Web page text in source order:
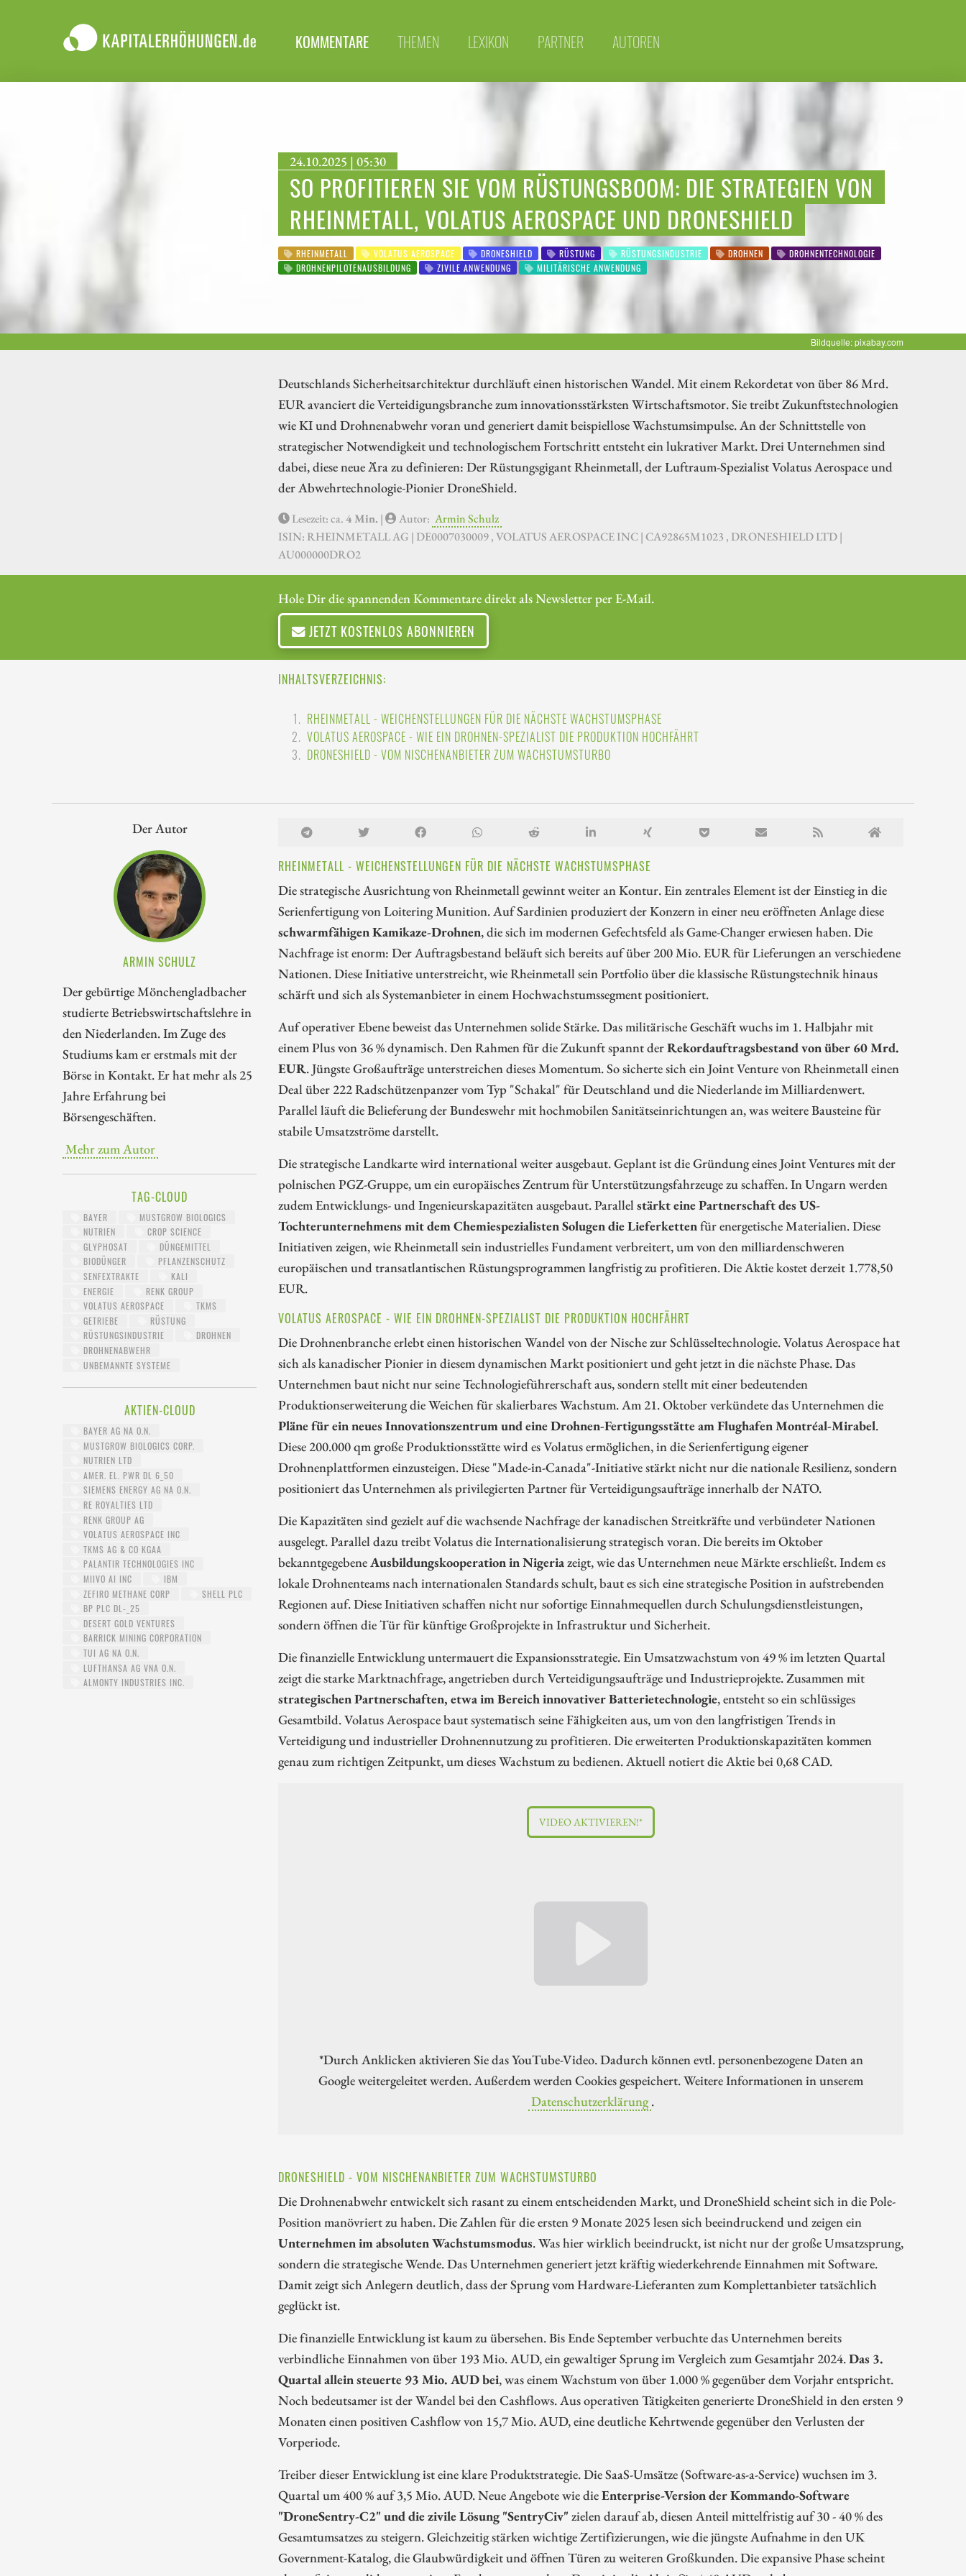
KOMMENTARE THEMEN LEXIKON PARTNER AUTOREN
24.10.2025 | 05:30
SO PROFITIEREN SIE VOM RÜSTUNGSBOOM: DIE STRATEGIEN VON
RHEINMETALL, VOLATUS AEROSPACE UND DRONESHIELD
RHEINMETALL VOLATUS AEROSPACE DRONESHIELD RÜSTUNG RÜSTUNGSINDUSTRIE DROHNEN
DROHNENTECHNOLOGIE
DROHNENPILOTENAUSBILDUNG
ZIVILE ANWENDUNG MILITÄRISCHE ANWENDUNG
Bildquelle: pixabay.com
Deutschlands Sicherheitsarchitektur durchläuft einen historischen Wandel. Mit einem Rekordetat von über 86 Mrd.
EUR avanciert die Verteidigungsbranche zum innovationsstärksten Wirtschaftsmotor. Sie treibt Zukunftstechnologien
wie KI und Drohnenabwehr voran und generiert damit beispiellose Wachstumsimpulse. An der Schnittstelle von
strategischer Notwendigkeit und technologischem Fortschritt entsteht ein lukrativer Markt. Drei Unternehmen sind
dabei, diese neue Ära zu definieren: Der Rüstungsgigant Rheinmetall, der Luftraum-Spezialist Volatus Aerospace und
der Abwehrtechnologie-Pionier DroneShield.
Lesezeit: ca.4 Min. | Autor: Armin Schulz
ISIN: RHEINMETALL AG | DE0007030009 , VOLATUS AEROSPACE INC | CA92865M1023 , DRONESHIELD LTD |
AU000000DRO2
Hole Dir die spannenden Kommentare direkt als Newsletter per E-Mail.
JETZT KOSTENLOS ABONNIEREN
INHALTSVERZEICHNIS:
RHEINMETALL - WEICHENSTELLUNGEN FÜR DIE NÄCHSTE WACHSTUMSPHASE
VOLATUS AEROSPACE - WIE EIN DROHNEN-SPEZIALIST DIE PRODUKTION HOCHFÄHRT
DRONESHIELD - VOM NISCHENANBIETER ZUM WACHSTUMSTURBO
Der Autor
ARMIN SCHULZ
Der gebürtige Mönchengladbacher
studierte Betriebswirtschaftslehre in
den Niederlanden. Im Zuge des
Studiums kam er erstmals mit der
Börse in Kontakt. Er hat mehr als 25
Jahre Erfahrung bei
Börsengeschäften.
Mehr zum Autor
TAG-CLOUD
BAYER
MUSTGROW BIOLOGICS
NUTRIEN
CROP SCIENCE
GLYPHOSAT
DÜNGEMITTEL
BIODÜNGER
PFLANZENSCHUTZ
SENFEXTRAKTE
KALI
ENERGIE
RENK GROUP
VOLATUS AEROSPACE
TKMS
GETRIEBE
RÜSTUNG
RÜSTUNGSINDUSTRIE
DROHNEN
DROHNENABWEHR
UNBEMANNTE SYSTEME
AKTIEN-CLOUD
BAYER AG NA O.N.
MUSTGROW BIOLOGICS CORP.
NUTRIEN LTD
AMER. EL. PWR DL 6_50
SIEMENS ENERGY AG NA O.N.
RE ROYALTIES LTD
RENK GROUP AG
VOLATUS AEROSPACE INC
TKMS AG & CO KGAA
PALANTIR TECHNOLOGIES INC
MIIVO AI INC
IBM
ZEFIRO METHANE CORP
SHELL PLC
BP PLC DL-_25
DESERT GOLD VENTURES
BARRICK MINING CORPORATION
TUI AG NA O.N.
LUFTHANSA AG VNA O.N.
ALMONTY INDUSTRIES INC.
RHEINMETALL - WEICHENSTELLUNGEN FÜR DIE NÄCHSTE WACHSTUMSPHASE
Die strategische Ausrichtung von Rheinmetall gewinnt weiter an Kontur. Ein zentrales Element ist der Einstieg in die
Serienfertigung von Loitering Munition. Auf Sardinien produziert der Konzern in einer neu eröffneten Anlage diese
schwarmfähigen Kamikaze-Drohnen, die sich im modernen Gefechtsfeld als Game-Changer erwiesen haben. Die
Nachfrage ist enorm: Der Auftragsbestand beläuft sich bereits auf über 200 Mio. EUR für Lieferungen an verschiedene
Nationen. Diese Initiative unterstreicht, wie Rheinmetall sein Portfolio über die klassische Rüstungstechnik hinaus
schärft und sich als Systemanbieter in einem Hochwachstumssegment positioniert.
Auf operativer Ebene beweist das Unternehmen solide Stärke. Das militärische Geschäft wuchs im 1. Halbjahr mit
einem Plus von 36 % dynamisch. Den Rahmen für die Zukunft spannt derRekordauftragsbestand von über 60 Mrd.
EUR. Jüngste Großaufträge unterstreichen dieses Momentum. So sicherte sich ein Joint Venture von Rheinmetall einen
Deal über 222 Radschützenpanzer vom Typ "Schakal" für Deutschland und die Niederlande im Milliardenwert.
Parallel läuft die Belieferung der Bundeswehr mit hochmobilen Sanitätseinrichtungen an, was weitere Bausteine für
stabile Umsatzströme darstellt.
Die strategische Landkarte wird international weiter ausgebaut. Geplant ist die Gründung eines Joint Ventures mit der
polnischen PGZ-Gruppe, um ein europäisches Zentrum für Unterstützungsfahrzeuge zu schaffen. In Ungarn werden
zudem Entwicklungs- und Ingenieurskapazitäten ausgebaut. Parallel stärkt eine Partnerschaft des US-
Tochterunternehmens mit dem Chemiespezialisten Solugen die Lieferketten für energetische Materialien. Diese
Initiativen zeigen, wie Rheinmetall sein industrielles Fundament verbreitert, um von den milliardenschweren
europäischen und transatlantischen Rüstungsprogrammen langfristig zu profitieren. Die Aktie kostet derzeit 1.778,50
EUR.
VOLATUS AEROSPACE - WIE EIN DROHNEN-SPEZIALIST DIE PRODUKTION HOCHFÄHRT
Die Drohnenbranche erlebt einen historischen Wandel von der Nische zur Schlüsseltechnologie. Volatus Aerospace hat
sich als kanadischer Pionier in diesem dynamischen Markt positioniert und geht jetzt in die nächste Phase. Das
Unternehmen baut nicht nur seine Technologieführerschaft aus, sondern stellt mit einer bedeutenden
Produktionserweiterung die Weichen für skalierbares Wachstum. Am 21. Oktober verkündete das Unternehmen die
Pläne für ein neues Innovationszentrum und eine Drohnen-Fertigungsstätte am Flughafen Montréal-Mirabel.
Diese 200.000 qm große Produktionsstätte wird es Volatus ermöglichen, in die Serienfertigung eigener
Drohnenplattformen einzusteigen. Diese "Made-in-Canada"-Initiative stärkt nicht nur die nationale Resilienz, sondern
positioniert das Unternehmen als privilegierten Partner für Verteidigungsaufträge innerhalb der NATO.
Die Kapazitäten sind gezielt auf die wachsende Nachfrage der kanadischen Streitkräfte und verbündeter Nationen
ausgelegt. Parallel dazu treibt Volatus die Internationalisierung strategisch voran. Die bereits im Oktober
bekanntgegebene Ausbildungskooperation in Nigeria zeigt, wie das Unternehmen neue Märkte erschließt. Indem es
lokale Drohnenteams nach internationalen Standards schult, baut es sich eine strategische Position in aufstrebenden
Regionen auf. Diese Initiativen schaffen nicht nur sofortige Einnahmequellen durch Schulungsdienstleistungen,
sondern öffnen die Tür für künftige Großprojekte in Infrastruktur und Sicherheit.
Die finanzielle Entwicklung untermauert die Expansionsstrategie. Ein Umsatzwachstum von 49 % im letzten Quartal
zeigt die starke Marktnachfrage, angetrieben durch Verteidigungsaufträge und Industrieprojekte. Zusammen mit
strategischen Partnerschaften, etwa im Bereich innovativer Batterietechnologie, entsteht so ein schlüssiges
Gesamtbild. Volatus Aerospace baut systematisch seine Fähigkeiten aus, um von den langfristigen Trends in
Verteidigung und industrieller Drohnennutzung zu profitieren. Die erweiterten Produktionskapazitäten kommen
genau zum richtigen Zeitpunkt, um dieses Wachstum zu bedienen. Aktuell notiert die Aktie bei 0,68 CAD.
VIDEO AKTIVIEREN!*
*Durch Anklicken aktivieren Sie das YouTube-Video. Dadurch können evtl. personenbezogene Daten an
Google weitergeleitet werden. Außerdem werden Cookies gespeichert. Weitere Informationen in unserem
Datenschutzerklärung .
DRONESHIELD - VOM NISCHENANBIETER ZUM WACHSTUMSTURBO
Die Drohnenabwehr entwickelt sich rasant zu einem entscheidenden Markt, und DroneShield scheint sich in die Pole-
Position manövriert zu haben. Die Zahlen für die ersten 9 Monate 2025 lesen sich beeindruckend und zeigen ein
Unternehmen im absoluten Wachstumsmodus. Was hier wirklich beeindruckt, ist nicht nur der große Umsatzsprung,
sondern die strategische Wende. Das Unternehmen generiert jetzt kräftig wiederkehrende Einnahmen mit Software.
Damit zeigt sich Anlegern deutlich, dass der Sprung vom Hardware-Lieferanten zum Komplettanbieter tatsächlich
geglückt ist.
Die finanzielle Entwicklung ist kaum zu übersehen. Bis Ende September verbuchte das Unternehmen bereits
verbindliche Einnahmen von über 193 Mio. AUD, ein gewaltiger Sprung im Vergleich zum Gesamtjahr 2024.Das 3.
Quartal allein steuerte 93 Mio. AUD bei, was einem Wachstum von über 1.000 % gegenüber dem Vorjahr entspricht.
Noch bedeutsamer ist der Wandel bei den Cashflows. Aus operativen Tätigkeiten generierte DroneShield in den ersten 9
Monaten einen positiven Cashflow von 15,7 Mio. AUD, eine deutliche Kehrtwende gegenüber den Verlusten der
Vorperiode.
Treiber dieser Entwicklung ist eine klare Produktstrategie. Die SaaS-Umsätze (Software-as-a-Service) wuchsen im 3.
Quartal um 400 % auf 3,5 Mio. AUD. Neue Angebote wie dieEnterprise-Version der Kommando-Software
"DroneSentry-C2" und die zivile Lösung "SentryCiv" zielen darauf ab, diesen Anteil mittelfristig auf 30 - 40 % des
Gesamtumsatzes zu steigern. Gleichzeitig stärken wichtige Zertifizierungen, wie die jüngste Aufnahme in den UK
Government-Katalog, die Glaubwürdigkeit und öffnen Türen zu weiteren Großkunden. Die expansive Phase scheint